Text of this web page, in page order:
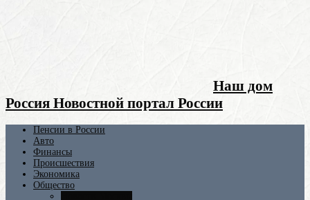
Наш дом
Россия Новостной портал России
Пенсии в России
Авто
Финансы
Происшествия
Экономика
Общество